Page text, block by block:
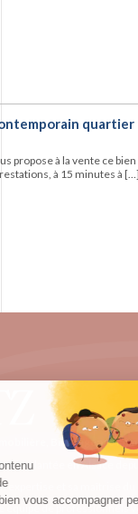
propose à la vente ce
à 15 minutes à […]
Bintz agence
implantée en Alsace
expertise et sa maîtrise du
équipe de professionnels